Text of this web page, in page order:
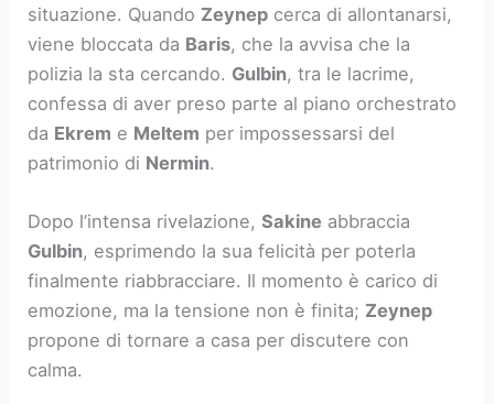
situazione. Quando Zeynep cerca di allontanarsi,
viene bloccata da Baris, che la avvisa che la
polizia la sta cercando. Gulbin, tra le lacrime,
confessa di aver preso parte al piano orchestrato
da Ekrem e Meltem per impossessarsi del
patrimonio di Nermin.
Dopo l’intensa rivelazione,Sakine abbraccia
Gulbin, esprimendo la sua felicità per poterla
finalmente riabbracciare. Il momento è carico di
emozione, ma la tensione non è finita; Zeynep
propone di tornare a casa per discutere con
calma.